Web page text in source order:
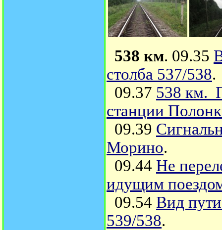
538 км. 09.35
столба 537/538.
09.37 538 км.
станции
09.39
Морино.
09.44 Не
идущим
09.54 Вид
539/538.